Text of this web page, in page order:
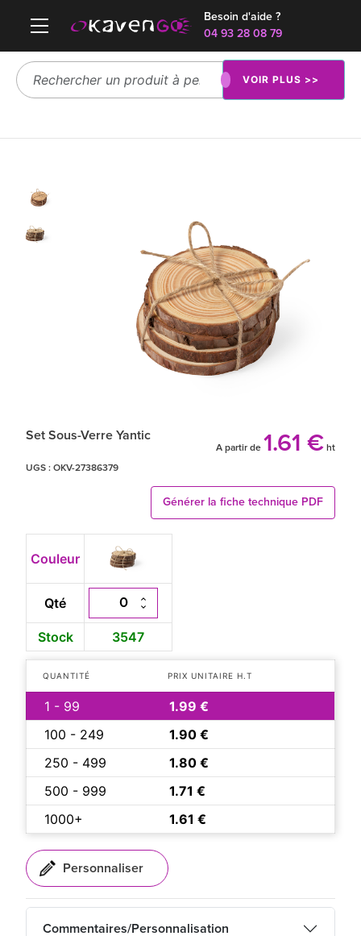
Besoin d'aide ?
04 93 28 08 79
VOIR PLUS >>
Set Sous-Verre Yantic
A partir de 1.61 € ht
UGS : OKV-27386379
Générer la fiche technique PDF
Couleur
Qté
Stock 3547
QUANTITÉ PRIX UNITAIRE H.T
1 - 99
1.99 €
100 - 249
1.90 €
250 - 499
1.80 €
500 - 999
1.71 €
1000+
1.61 €
Commentaires/Personnalisation